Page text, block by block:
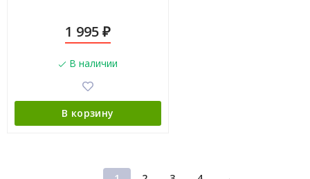
1 995 ₽
В наличии
В корзину